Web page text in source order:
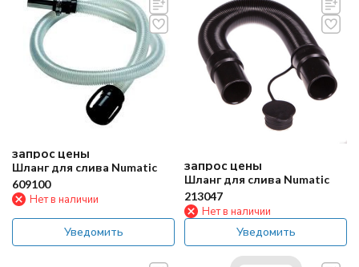
запрос цены
Шланг для слива Numatic
609100
Нет в наличии
Уведомить
запрос цены
Шланг для слива Numatic
213047
Нет в наличии
Уведомить